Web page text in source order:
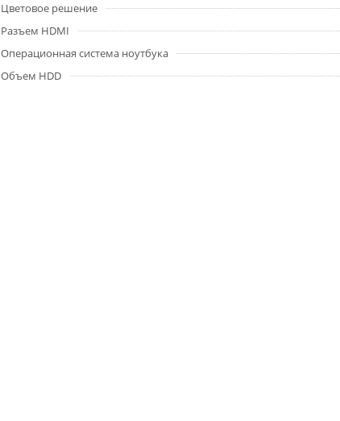
Цветовое решение
Разъем HDMI
Операционная система ноутбука
Объем HDD